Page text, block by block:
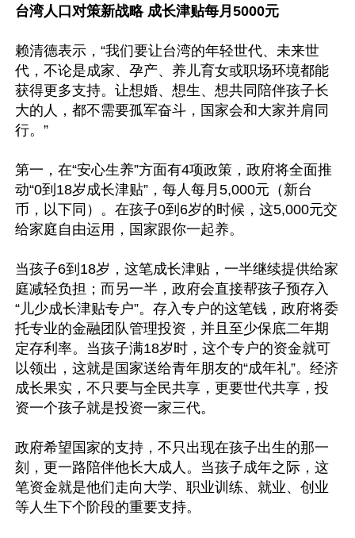
台湾人口对策新战略 成长津贴每月5000元
赖清德表示，“我们要让台湾的年轻世代、未来世
代，不论是成家、孕产、养儿育女或职场环境都能
获得更多支持。让想婚、想生、想共同陪伴孩子长
大的人，都不需要孤军奋斗，国家会和大家并肩同
行。”
第一，在“安心生养”方面有4项政策，政府将全面推
动“0到18岁成长津贴”，每人每月5,000元（新台
币，以下同）。在孩子0到6岁的时候，这5,000元交
给家庭自由运用，国家跟你一起养。
当孩子6到18岁，这笔成长津贴，一半继续提供给家
庭减轻负担；而另一半，政府会直接帮孩子预存入
“儿少成长津贴专户”。存入专户的这笔钱，政府将委
托专业的金融团队管理投资，并且至少保底二年期
定存利率。当孩子满18岁时，这个专户的资金就可
以领出，这就是国家送给青年朋友的“成年礼”。经济
成长果实，不只要与全民共享，更要世代共享，投
资一个孩子就是投资一家三代。
政府希望国家的支持，不只出现在孩子出生的那一
刻，更一路陪伴他长大成人。当孩子成年之际，这
笔资金就是他们走向大学、职业训练、就业、创业
等人生下个阶段的重要支持。